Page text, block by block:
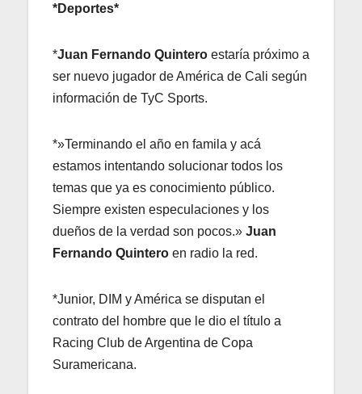
*Deportes*
*Juan Fernando Quintero estaría próximo a
ser nuevo jugador de América de Cali según
información de TyC Sports.
*»Terminando el año en famila y acá
estamos intentando solucionar todos los
temas que ya es conocimiento público.
Siempre existen especulaciones y los
dueños de la verdad son pocos.» Juan
Fernando Quintero en radio la red.
*Junior, DIM y América se disputan el
contrato del hombre que le dio el título a
Racing Club de Argentina de Copa
Suramericana.